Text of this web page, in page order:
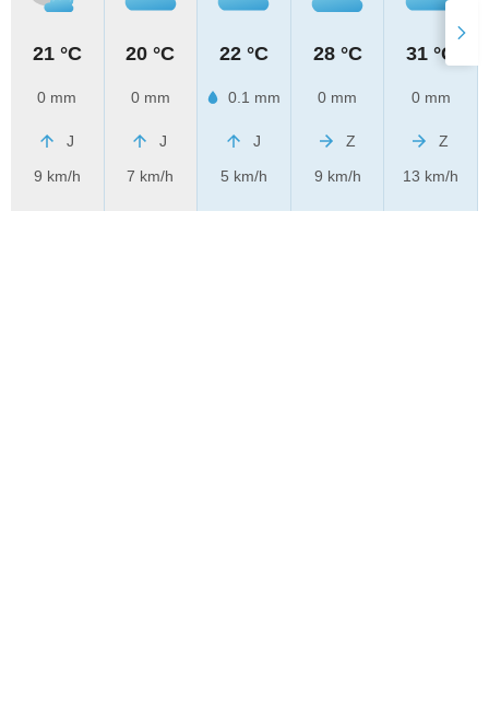
21 °C
0 mm
J
9 km/h
20 °C
0 mm
J
7 km/h
22 °C
0.1 mm
J
5 km/h
28 °C
0 mm
Z
9 km/h
31 °C
0 mm
Z
13 km/h